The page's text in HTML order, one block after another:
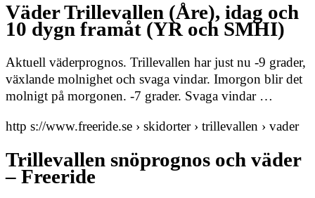
Väder Trillevallen (Åre), idag och
10 dygn framåt (YR och SMHI)
Aktuell väderprognos. Trillevallen har just nu -9 grader,
växlande molnighet och svaga vindar. Imorgon blir det
molnigt på morgonen. -7 grader. Svaga vindar …
http s://www.freeride.se › skidorter › trillevallen › vader
Trillevallen snöprognos och väder
– Freeride